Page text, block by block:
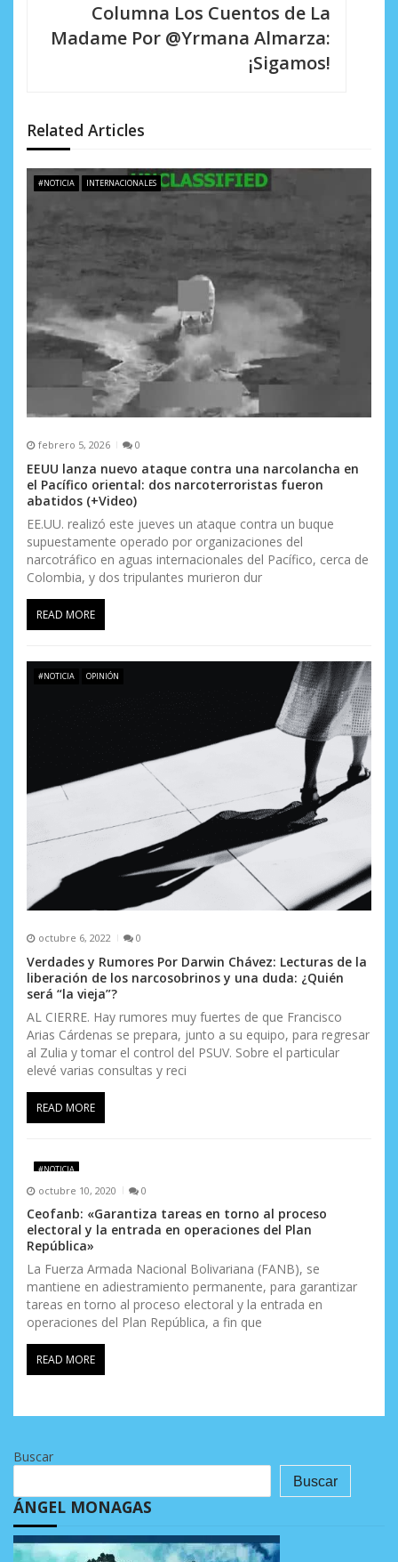
e
e
t
a
d
s
Columna Los Cuentos de La
Madame Por @Yrmana Almarza:
¡Sigamos!
Related Articles
#NOTICIA INTERNACIONALES
febrero 5, 2026 0
EEUU lanza nuevo ataque contra una narcolancha en
el Pacífico oriental: dos narcoterroristas fueron
abatidos (+Video)
EE.UU. realizó este jueves un ataque contra un buque
supuestamente operado por organizaciones del
narcotráfico en aguas internacionales del Pacífico, cerca de
Colombia, y dos tripulantes murieron dur
READ MORE
#NOTICIA OPINIÓN
octubre 6, 2022 0
Verdades y Rumores Por Darwin Chávez: Lecturas de la
liberación de los narcosobrinos y una duda: ¿Quién
será “la vieja”?
AL CIERRE. Hay rumores muy fuertes de que Francisco
Arias Cárdenas se prepara, junto a su equipo, para regresar
al Zulia y tomar el control del PSUV. Sobre el particular
elevé varias consultas y reci
READ MORE
#NOTICIA
octubre 10, 2020 0
Ceofanb: «Garantiza tareas en torno al proceso
electoral y la entrada en operaciones del Plan
República»
La Fuerza Armada Nacional Bolivariana (FANB), se
mantiene en adiestramiento permanente, para garantizar
tareas en torno al proceso electoral y la entrada en
operaciones del Plan República, a fin que
READ MORE
Buscar
Buscar
ÁNGEL MONAGAS